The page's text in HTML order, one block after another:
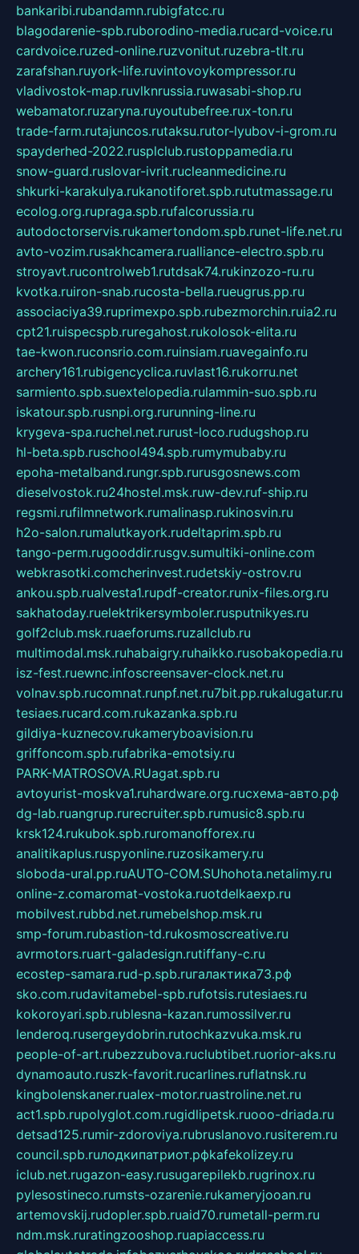
bankaribi.rubandamn.rubigfatcc.ru
blagodarenie-spb.ruborodino-media.rucard-voice.ru
cardvoice.ruzed-online.ruzvonitut.ruzebra-tlt.ru
zarafshan.ruyork-life.ruvintovoykompressor.ru
vladivostok-map.ruvlknrussia.ruwasabi-shop.ru
webamator.ruzaryna.ruyoutubefree.rux-ton.ru
trade-farm.rutajuncos.rutaksu.rutor-lyubov-i-grom.ru
spayderhed-2022.rusplclub.rustoppamedia.ru
snow-guard.ruslovar-ivrit.rucleanmedicine.ru
shkurki-karakulya.rukanotiforet.spb.rututmassage.ru
ecolog.org.rupraga.spb.rufalcorussia.ru
autodoctorservis.rukamertondom.spb.runet-life.net.ru
avto-vozim.rusakhcamera.rualliance-electro.spb.ru
stroyavt.rucontrolweb1.rutdsak74.rukinzozo-ru.ru
kvotka.ruiron-snab.rucosta-bella.rueugrus.pp.ru
associaciya39.ruprimexpo.spb.rubezmorchin.ruia2.ru
cpt21.ruispecspb.ruregahost.rukolosok-elita.ru
tae-kwon.ruconsrio.com.ruinsiam.ruavegainfo.ru
archery161.rubigencyclica.ruvlast16.rukorru.net
sarmiento.spb.suextelopedia.rulammin-suo.spb.ru
iskatour.spb.rusnpi.org.rurunning-line.ru
krygeva-spa.ruchel.net.rurust-loco.rudugshop.ru
hl-beta.spb.ruschool494.spb.rumymubaby.ru
epoha-metalband.rungr.spb.rurusgosnews.com
dieselvostok.ru24hostel.msk.ruw-dev.ruf-ship.ru
regsmi.rufilmnetwork.rumalinasp.rukinosvin.ru
h2o-salon.rumalutkayork.rudeltaprim.spb.ru
tango-perm.rugooddir.rusgv.sumultiki-online.com
webkrasotki.comcherinvest.rudetskiy-ostrov.ru
ankou.spb.rualvesta1.rupdf-creator.runix-files.org.ru
sakhatoday.ruelektrikersymboler.rusputnikyes.ru
golf2club.msk.ruaeforums.ruzallclub.ru
multimodal.msk.ruhabaigry.ruhaikko.rusobakopedia.ru
isz-fest.ruewnc.infoscreensaver-clock.net.ru
volnav.spb.rucomnat.runpf.net.ru7bit.pp.rukalugatur.ru
tesiaes.rucard.com.rukazanka.spb.ru
gildiya-kuznecov.rukameryboavision.ru
griffoncom.spb.rufabrika-emotsiy.ru
PARK-MATROSOVA.RUagat.spb.ru
avtoyurist-moskva1.ruhardware.org.ruсхема-авто.рф
dg-lab.ruangrup.rurecruiter.spb.rumusic8.spb.ru
krsk124.rukubok.spb.ruromanofforex.ru
analitikaplus.ruspyonline.ruzosikamery.ru
sloboda-ural.pp.ruAUTO-COM.SUhohota.netalimy.ru
online-z.comaromat-vostoka.ruotdelkaexp.ru
mobilvest.rubbd.net.rumebelshop.msk.ru
smp-forum.rubastion-td.rukosmoscreative.ru
avrmotors.ruart-galadesign.rutiffany-c.ru
ecostep-samara.rud-p.spb.ruгалактика73.рф
sko.com.rudavitamebel-spb.rufotsis.rutesiaes.ru
kokoroyari.spb.rublesna-kazan.rumossilver.ru
lenderoq.rusergeydobrin.rutochkazvuka.msk.ru
people-of-art.rubezzubova.ruclubtibet.ruorior-aks.ru
dynamoauto.ruszk-favorit.rucarlines.ruflatnsk.ru
kingbolenskaner.rualex-motor.ruastroline.net.ru
act1.spb.rupolyglot.com.rugidlipetsk.ruooo-driada.ru
detsad125.rumir-zdoroviya.rubruslanovo.rusiterem.ru
council.spb.ruлодкипатриот.рфkafekolizey.ru
iclub.net.rugazon-easy.rusugarepilekb.rugrinox.ru
pylesostineco.rumsts-ozarenie.rukameryjooan.ru
artemovskij.rudopler.spb.ruaid70.rumetall-perm.ru
ndm.msk.ruratingzooshop.ruapiaccess.ru